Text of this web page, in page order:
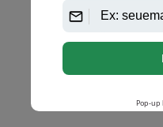
anterior